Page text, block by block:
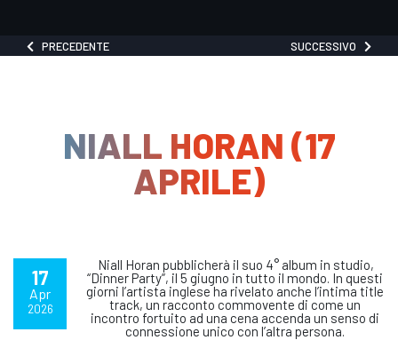
PRECEDENTE SUCCESSIVO
NIALL HORAN (17
APRILE)
17
Apr
2026
Niall Horan pubblicherà il suo 4° album in studio,
“Dinner Party”, il 5 giugno in tutto il mondo. In questi
giorni l’artista inglese ha rivelato anche l’intima title
track, un racconto commovente di come un
incontro fortuito ad una cena accenda un senso di
connessione unico con l’altra persona.